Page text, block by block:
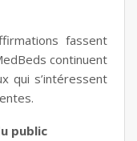
fassent
continuent
qui s’intéressent
public